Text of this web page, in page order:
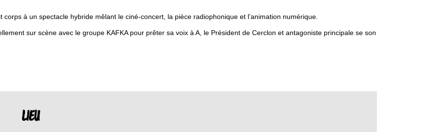
à un spectacle hybride mêlant le ciné-concert, la pièce radiophonique et l’animation numérique.
sur scène avec le groupe KAFKA pour prêter sa voix à A, le Président de Cerclon et antagoniste principale se son
LIEU